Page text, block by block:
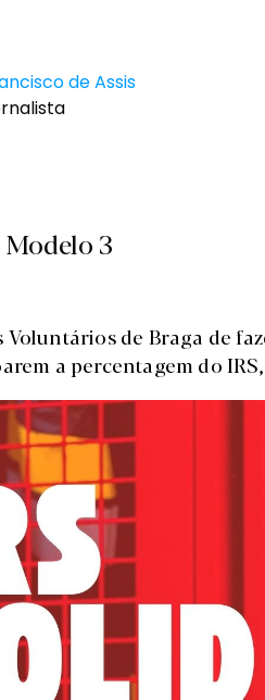
de Assis
3
Voluntários de Braga de
a percentagem do